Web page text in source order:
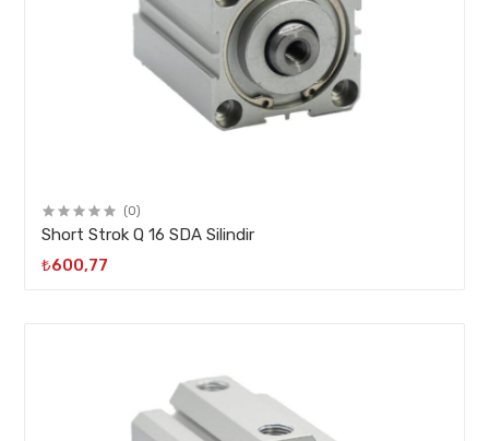
(0)
Short Strok Q 16 SDA Silindir
₺600,77